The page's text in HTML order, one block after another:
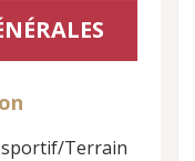
sportif/Terrain